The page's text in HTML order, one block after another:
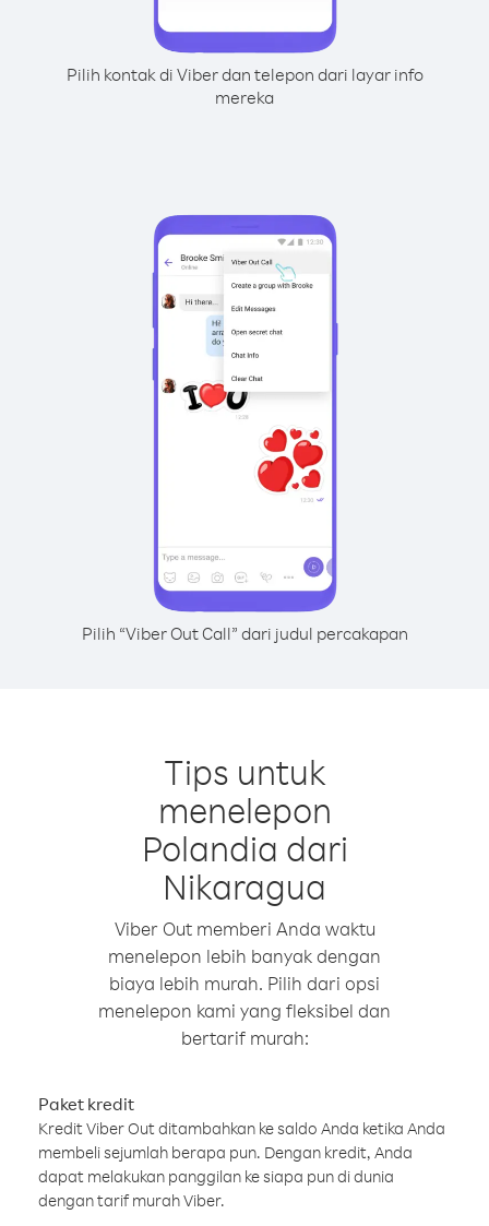
Pilih kontak di Viber dan telepon dari layar info
mereka
Pilih “Viber Out Call” dari judul percakapan
Tips untuk
menelepon
Polandia dari
Nikaragua
Viber Out memberi Anda waktu
menelepon lebih banyak dengan
biaya lebih murah. Pilih dari opsi
menelepon kami yang fleksibel dan
bertarif murah:
Paket kredit
Kredit Viber Out ditambahkan ke saldo Anda ketika Anda
membeli sejumlah berapa pun. Dengan kredit, Anda
dapat melakukan panggilan ke siapa pun di dunia
dengan tarif murah Viber.